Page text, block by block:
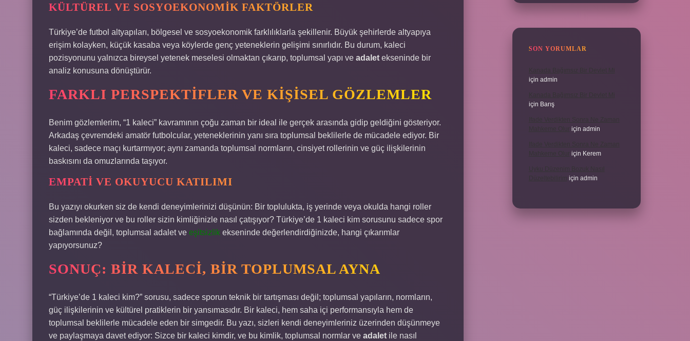
KÜLTÜREL VE SOSYOEKONOMIK FAKTÖRLER
Türkiye’de futbol altyapıları, bölgesel ve sosyoekonomik farklılıklarla şekillenir. Büyük şehirlerde altyapıya
erişim kolayken, küçük kasaba veya köylerde genç yeteneklerin gelişimi sınırlıdır. Bu durum, kaleci
pozisyonunu yalnızca bireysel yetenek meselesi olmaktan çıkarıp, toplumsal yapı ve adalet ekseninde bir
analiz konusuna dönüştürür.
FARKLI PERSPEKTIFLER VE KIŞISEL GÖZLEMLER
Benim gözlemlerim, “1 kaleci” kavramının çoğu zaman bir ideal ile gerçek arasında gidip geldiğini gösteriyor.
Arkadaş çevremdeki amatör futbolcular, yeteneklerinin yanı sıra toplumsal beklilerle de mücadele ediyor. Bir
kaleci, sadece maçı kurtarmıyor; aynı zamanda toplumsal normların, cinsiyet rollerinin ve güç ilişkilerinin
baskısını da omuzlarında taşıyor.
EMPATI VE OKUYUCU KATILIMI
Bu yazıyı okurken siz de kendi deneyimlerinizi düşünün: Bir toplulukta, iş yerinde veya okulda hangi roller
sizden bekleniyor ve bu roller sizin kimliğinizle nasıl çatışıyor? Türkiye’de 1 kaleci kim sorusunu sadece spor
bağlamında değil, toplumsal adalet ve eşitsizlik ekseninde değerlendirdiğinizde, hangi çıkarımlar
yapıyorsunuz?
SONUÇ: BIR KALECI, BIR TOPLUMSAL AYNA
“Türkiye’de 1 kaleci kim?” sorusu, sadece sporun teknik bir tartışması değil; toplumsal yapıların, normların,
güç ilişkilerinin ve kültürel pratiklerin bir yansımasıdır. Bir kaleci, hem saha içi performansıyla hem de
toplumsal beklilerle mücadele eden bir simgedir. Bu yazı, sizleri kendi deneyimleriniz üzerinden düşünmeye
ve paylaşmaya davet ediyor: Sizce bir kaleci kimdir, ve bu kimlik, toplumsal normlar ve adalet ile nasıl
SON YORUMLAR
için admin
için Barış
için admin
için Kerem
için admin